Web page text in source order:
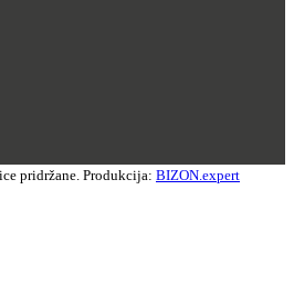
pridržane. Produkcija: BIZON.expert